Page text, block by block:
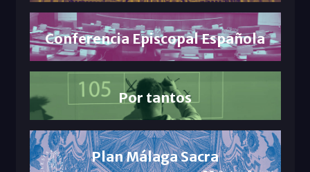
Conferencia Episcopal Española
Por tantos
Plan Málaga Sacra